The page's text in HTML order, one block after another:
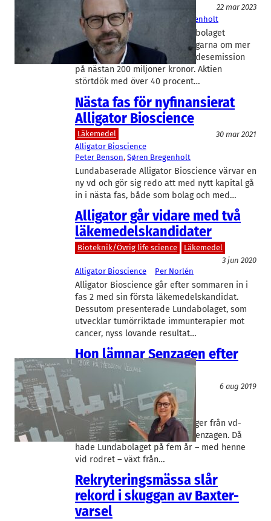
22 mar 2023
Alligator Bioscience
Søren Bregenholt
Det Lundabaserade forskningsbolaget
Alligator Bioscience ber aktieägarna om mer
pengar och aviserar en företrädesemission
på nästan 200 miljoner kronor. Aktien
störtdök med över 40 procent…
Nästa fas för nyfinansierat
Alligator Bioscience
Läkemedel
30 mar 2021
Alligator Bioscience
Peter Benson, Søren Bregenholt
Lundabaserade Alligator Bioscience värvar en
ny vd och gör sig redo att med nytt kapital gå
in i nästa fas, både som bolag och med…
Alligator går vidare med två
läkemedelskandidater
Bioteknik/Övrig life science
Läkemedel
3 jun 2020
Alligator Bioscience
Per Norlén
Alligator Bioscience går efter sommaren in i
fas 2 med sin första läkemedelskandidat.
Dessutom presenterade Lundabolaget, som
utvecklar tumörriktade immunterapier mot
cancer, nyss lovande resultat…
Hon lämnar Senzagen efter
succén
Bioteknik/Övrig life science
6 aug 2019
Alligator Bioscience, SenzaGen
Anki Malmborg-Hager
I juni avgick Anki Malmborg Hager från vd-
posten för allergitestbolaget Senzagen. Då
hade Lundabolaget på fem år – med henne
vid rodret – växt från…
Rekryteringsmässa slår
rekord i skuggan av Baxter-
varsel